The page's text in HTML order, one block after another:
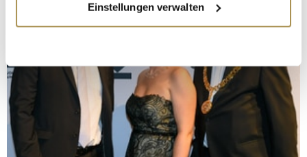
Informationen über Ihre geografische Lage
erfassen, welche bis auf einige Meter genau sein
bestimmten Merkmalen (Fingerprinting) identifizieren
Erfahren Sie mehr darüber, wie Ihre persönlichen Daten
verarbeitet werden, und legen Sie Ihre Präferenzen im
Abschnitt Einzelheitenfest.
Einstellungen verwalten